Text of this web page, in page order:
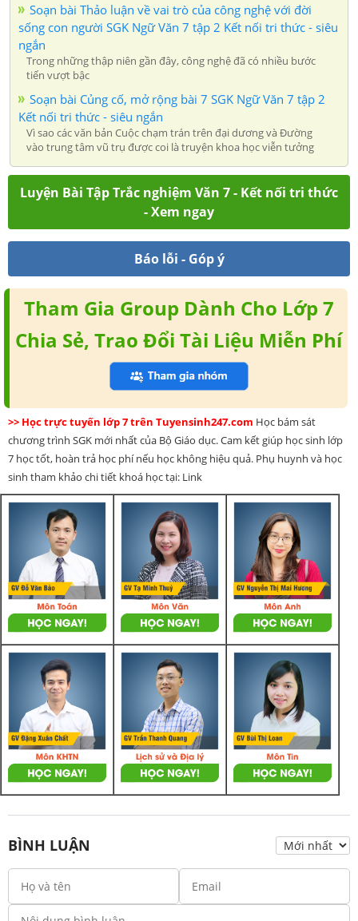
Soạn bài Thảo luận về vai trò của công nghệ với đời
sống con người SGK Ngữ Văn 7 tập 2 Kết nối tri thức - siêu
ngắn
Trong những thập niên gần đây, công nghệ đã có nhiều bước
tiến vượt bậc
Soạn bài Củng cố, mở rộng bài 7 SGK Ngữ Văn 7 tập 2
Kết nối tri thức - siêu ngắn
Vì sao các văn bản Cuộc chạm trán trên đại dương và Đường
vào trung tâm vũ trụ được coi là truyện khoa học viễn tưởng
Luyện Bài Tập Trắc nghiệm Văn 7 - Kết nối tri thức
- Xem ngay
Báo lỗi - Góp ý
Tham Gia Group Dành Cho Lớp 7
Chia Sẻ, Trao Đổi Tài Liệu Miễn Phí
>> Học trực tuyến lớp 7 trên Tuyensinh247.com Học bám sát
chương trình SGK mới nhất của Bộ Giáo dục. Cam kết giúp học sinh lớp
7 học tốt, hoàn trả học phí nếu học không hiệu quả. Phụ huynh và học
sinh tham khảo chi tiết khoá học tại: Link
BÌNH LUẬN